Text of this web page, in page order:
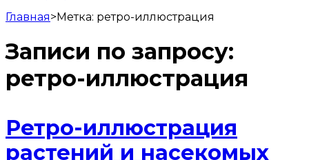
Главная>Метка: ретро-иллюстрация
Записи по запросу:
ретро-иллюстрация
Ретро-иллюстрация
растений и насекомых